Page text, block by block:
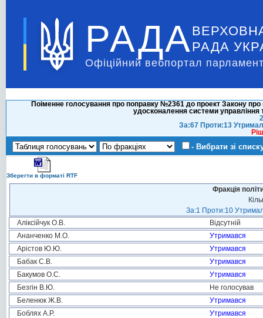
РАДА РАДА
Офіційний вебпортал
Поіменне голосування про поправку №2361 до проект Закону
удосконалення системи управління
За:67 Проти:13
- Вибрати зі
Зберегти в форматі RTF
Фракція
За:1 Проти:10
Аліксійчук О.В.
Відсутній
Ананченко М.О.
Утримався
Арістов Ю.Ю.
Утримався
Бабак С.В.
Утримався
Бакумов О.С.
Утримався
Безгін В.Ю.
Не голосував
Беленюк Ж.В.
Утримався
Боблях А.Р.
Утримався